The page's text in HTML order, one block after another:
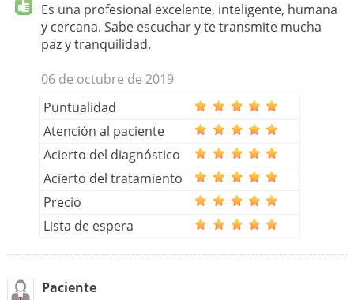
Es una profesional excelente, inteligente, humana
y cercana. Sabe escuchar y te transmite mucha
paz y tranquilidad.
06 de octubre de 2019
Puntualidad
Atención al paciente
Acierto del diagnóstico
Acierto del tratamiento
Precio
Lista de espera
Paciente